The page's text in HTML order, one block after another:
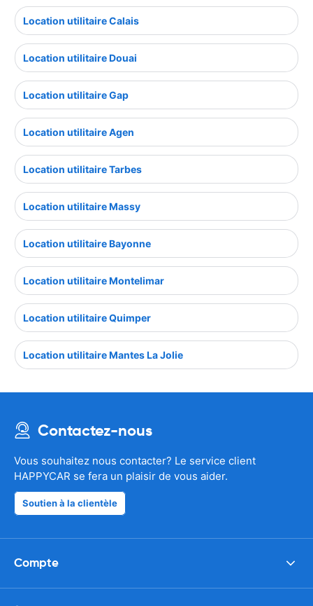
Location utilitaire Calais
Location utilitaire Douai
Location utilitaire Gap
Location utilitaire Agen
Location utilitaire Tarbes
Location utilitaire Massy
Location utilitaire Bayonne
Location utilitaire Montelimar
Location utilitaire Quimper
Location utilitaire Mantes La Jolie
Contactez-nous
Vous souhaitez nous contacter? Le service client
HAPPYCAR se fera un plaisir de vous aider.
Soutien à la clientèle
Compte